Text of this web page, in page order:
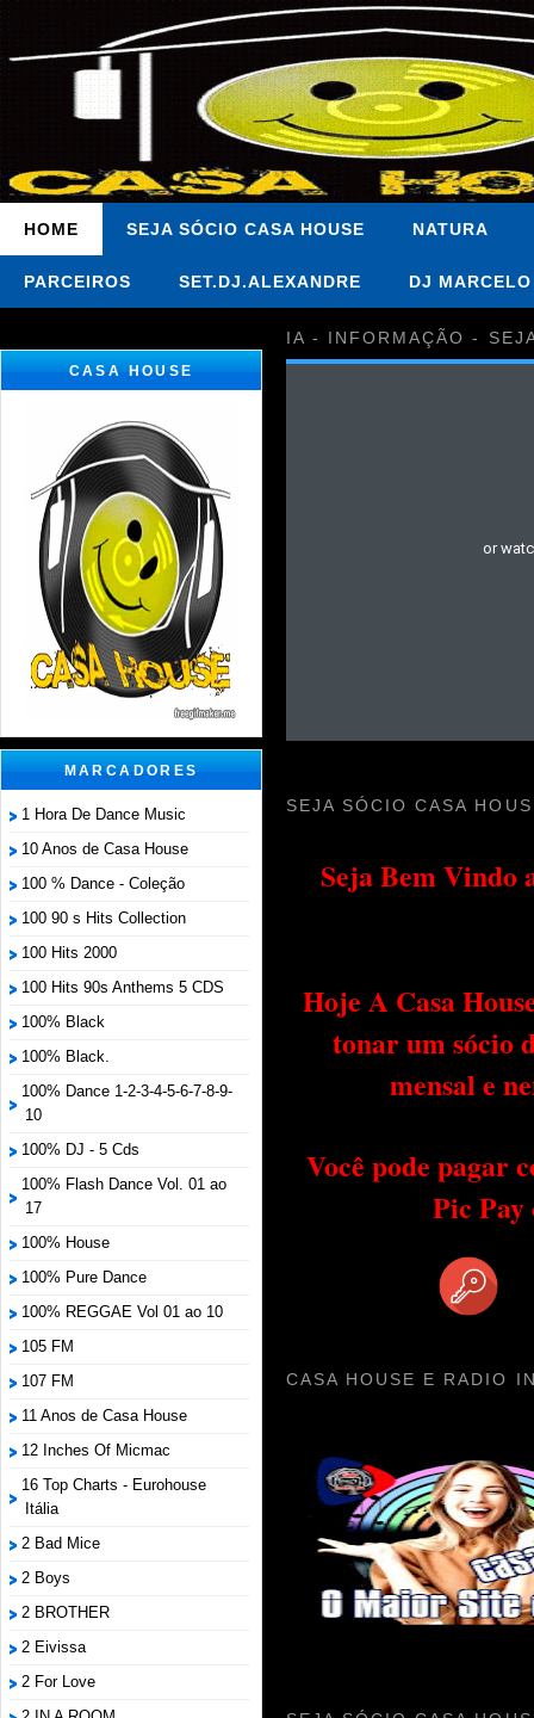
HOME SEJA SÓCIO CASA HOUSE NATURA
PARCEIROS SET.DJ.ALEXANDRE DJ
CASA HOUSE
MARCADORES
1 Hora De Dance Music
10 Anos de Casa House
100 % Dance - Coleção
100 90 s Hits Collection
100 Hits 2000
100 Hits 90s Anthems 5 CDS
100% Black
100% Black.
100% Dance 1-2-3-4-5-6-7-8-9-
10
100% DJ - 5 Cds
100% Flash Dance Vol. 01 ao
17
100% House
100% Pure Dance
100% REGGAE Vol 01 ao 10
105 FM
107 FM
11 Anos de Casa House
12 Inches Of Micmac
16 Top Charts - Eurohouse
Itália
2 Bad Mice
2 Boys
2 BROTHER
2 Eivissa
2 For Love
IA - INFORMAÇÃO -
SEJA SÓCIO CASA
Seja Bem Vindo
Hoje A Casa
tonar um sócio
mensal e
Você pode pagar
Pic
CASA HOUSE E RADIO